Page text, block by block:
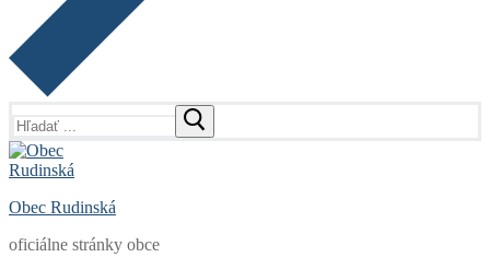
Obec Rudinská
oficiálne stránky obce